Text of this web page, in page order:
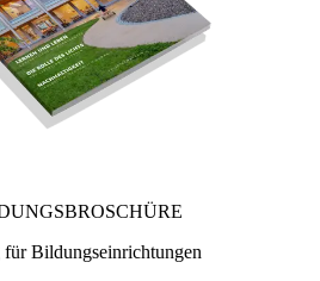
für Bildungseinrichtungen